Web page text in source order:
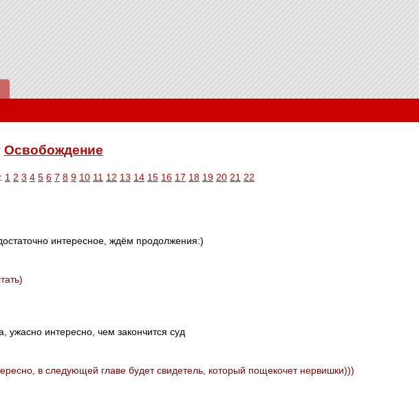
Освобождение
1 2 3 4 5 6 7 8 9 10 11 12 13 14 15 16 17 18 19 20 21 22
интересное, ждём продолжения:)
ужасно интересно, чем закончится суд
в следующей главе будет свидетель, который пощекочет нервишки)))